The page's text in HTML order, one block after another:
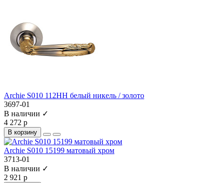
Archie S010 112HH белый никель / золото
3697-01
В наличии ✓
4 272 р
В корзину
Archie S010 15199 матовый хром
3713-01
В наличии ✓
2 921 р